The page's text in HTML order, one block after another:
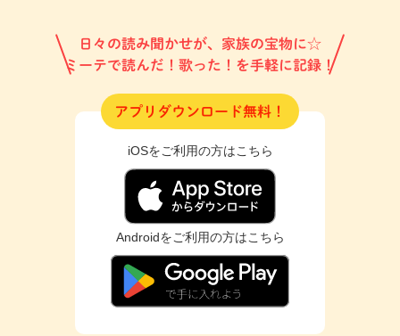
日々の読み聞かせが、家族の宝物に☆
ミーテで読んだ！歌った！を手軽に記録！
アプリダウンロード無料！
iOSをご利用の方はこちら
Androidをご利用の方はこちら